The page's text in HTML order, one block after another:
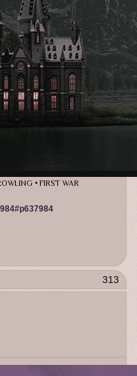
• FIRST WAR
313